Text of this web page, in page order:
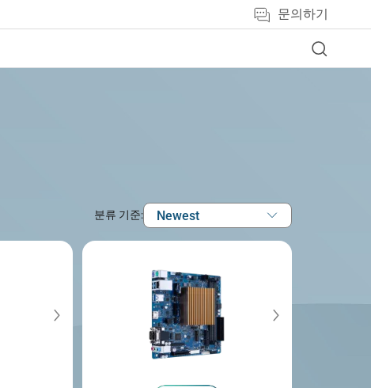
문의하기
분류 기준: Newest